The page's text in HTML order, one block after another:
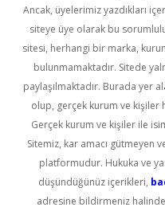
Ancak, üyelerimiz yazdıkları
siteye üye olarak bu
sitesi, herhangi bir marka,
bulunmamaktadır. Sitede
paylaşılmaktadır. Burada yer
olup, gerçek kurum ve kişiler
Gerçek kurum ve kişiler ile
Sitemiz, kar amacı gütmeyen
platformudur. Hukuka ve
düşündüğünüz içerikleri,
adresine bildirmeniz